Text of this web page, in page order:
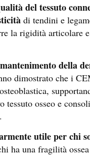
del tessuto
di tendini e
la rigidità articolare
della
dimostrato che i
tessuto osseo e
utile per chi
ha una fragilità